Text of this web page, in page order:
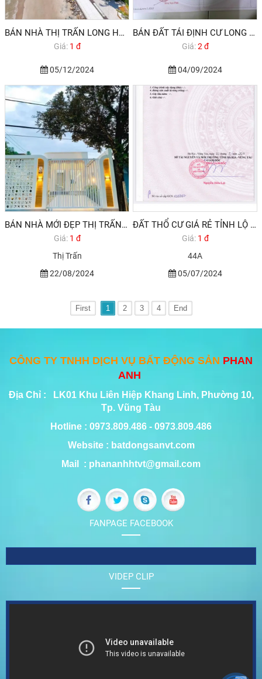
BÁN NHÀ THỊ TRẤN LONG HẢI BÀ RỊA VŨNG TÀU
Giá: 1 đ
05/12/2024
BÁN ĐẤT TÁI ĐỊNH CƯ LONG HẢI VŨNG TÀU
Giá:2 đ
04/09/2024
BÁN NHÀ MỚI ĐẸP THỊ TRẤN LONG ĐIỀN BRVT
Giá: 1 đ
Thị Trấn
22/08/2024
ĐẤT THỔ CƯ GIÁ RẺ TỈNH LỘ 44A AN NGÃI LONG ĐIỀN BÀ RỊA VŨNG TÀU
Giá: 1 đ
44A
05/07/2024
First 1 2 3 4 End
CÔNG TY TNHH DỊCH VỤ BẤT ĐỘNG SẢN PHAN
ANH
Địa Chỉ : LK01 Khu Liên Hiệp Khang Linh, Phường 10,
Tp. Vũng Tàu
Hotline : 0973.809.486 - 0973.809.486
Website : batdongsanvt.com
Mail : phananhhtvt@gmail.com
FANPAGE FACEBOOK
VIDEP CLIP